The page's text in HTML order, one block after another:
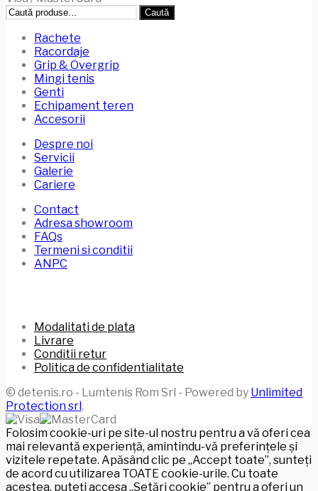
Caută
după:
Caută
Rachete
Racordaje
Grip & Overgrip
Mingi tenis
Genti
Echipament teren
Accesorii
Despre noi
Servicii
Galerie
Cariere
Contact
Adresa showroom
FAQs
Termeni si conditii
ANPC
Modalitati de plata
Livrare
Conditii retur
Politica de confidentialitate
© detenis.ro - Lumtenis Rom Srl - Powered by Unlimited
Protection srl .
Folosim cookie-uri pe site-ul nostru pentru a vă oferi cea
mai relevantă experiență, amintindu-vă preferințele și
vizitele repetate. Apăsând clic pe „Accept toate”, sunteți
de acord cu utilizarea TOATE cookie-urile. Cu toate
acestea, puteți accesa „Setări cookie” pentru a oferi un